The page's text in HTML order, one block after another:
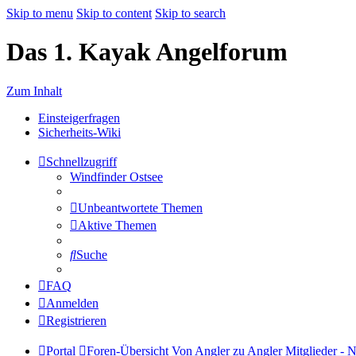
Skip to menu Skip to content Skip to search
Das 1. Kayak Angelforum
Zum Inhalt
Einsteigerfragen
Sicherheits-Wiki
Schnellzugriff
Windfinder Ostsee
Unbeantwortete Themen
Aktive Themen
Suche
FAQ
Anmelden
Registrieren
Portal Foren-Übersicht Von Angler zu Angler Mitglieder -